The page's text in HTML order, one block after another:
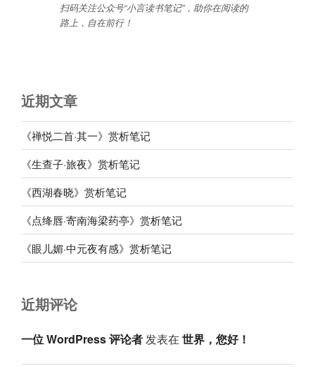
扫码关注公众号“小言读书笔记”，助你在阅读的
路上，自在前行！
近期文章
《禅悦二首·其一》赏析笔记
《生查子·旅夜》赏析笔记
《西湖春晓》赏析笔记
《点绛唇·寄南海梁药亭》赏析笔记
《眼儿媚·中元夜有感》赏析笔记
近期评论
一位 WordPress 评论者发表在 世界，您好！